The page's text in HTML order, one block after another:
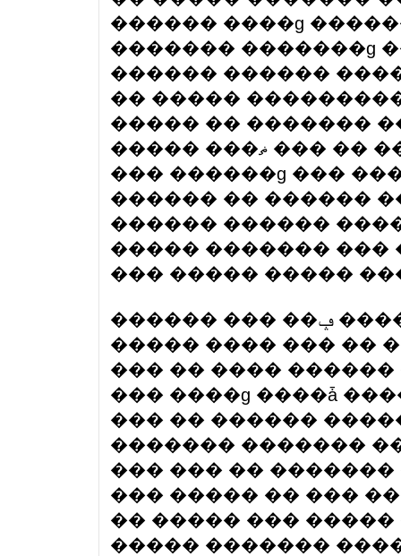
������ ����ɡ
������� �������ɡ
������ ������
�� �����
������ ������
����� ���ޡ ��� �� ����� �� ��� ����� �����
��� ������ɡ ���
������ �� ������
������ ������
����� ������� ���
��� ����� �����
������ ��� ��ݡ ����� ��� ������� �� ����
����� ���� ��� ��
��� �� ����
��� ����ɡ ����ǡ
��� �� ������
������� �������
��� ��� ��
��� ����� �� ���
�� ����� ��� �����
�������... ���ߡ